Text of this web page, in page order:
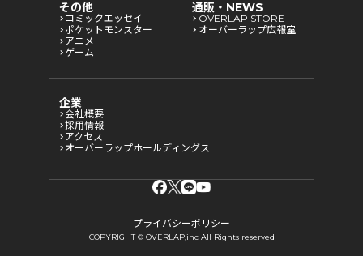
その他
コミックエッセイ
ポケットモンスター
アニメ
ゲーム
通販・NEWS
OVERLAP STORE
オーバーラップ広報室
企業
会社概要
採用情報
アクセス
オーバーラップホールディングス
プライバシーポリシー
COPYRIGHT © OVERLAP,inc All Rights reserved